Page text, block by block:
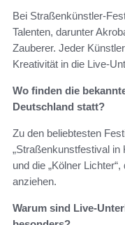
Bei Straßenkünstler-
Talenten, darunter
Zauberer. Jeder
Kreativität in die Live-
Wo finden die
Deutschland statt?
Zu den beliebtesten
„Straßenkunstfestival in
und die „Kölner
anziehen.
Warum sind Live-